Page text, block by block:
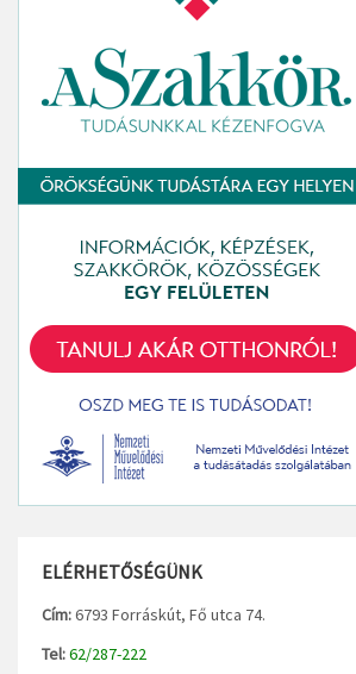
ELÉRHETŐSÉGÜNK
Cím:6793 Forráskút, Fő utca 74.
Tel:62/287-222